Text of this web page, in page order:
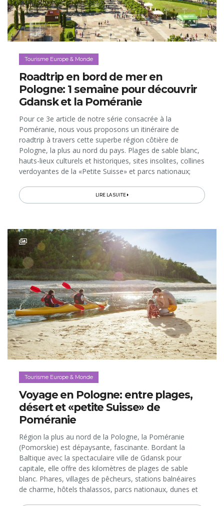
Tourisme Europe & Monde
Roadtrip en bord de mer en
Pologne: 1 semaine pour découvrir
Gdansk et la Poméranie
Pour ce 3e article de notre série consacrée à la
Poméranie, nous vous proposons un itinéraire de
roadtrip à travers cette superbe région côtière de
Pologne, la plus au nord du pays. Plages de sable blanc,
hauts-lieux culturels et historiques, sites insolites, collines
verdoyantes de la «Petite Suisse» et parcs nationaux;
vivre en (...)
LIRE LA SUITE
Tourisme Europe & Monde
Voyage en Pologne: entre plages,
désert et «petite Suisse» de
Poméranie
Région la plus au nord de la Pologne, la Poméranie
(Pomorskie) est dépaysante, fascinante. Bordant la
Baltique avec la spectaculaire ville de Gdansk pour
capitale, elle offre des kilomètres de plages de sable
blanc. Phares, villages de pêcheurs, stations balnéaires
de charme, hôtels thalassos, parcs nationaux, dunes et